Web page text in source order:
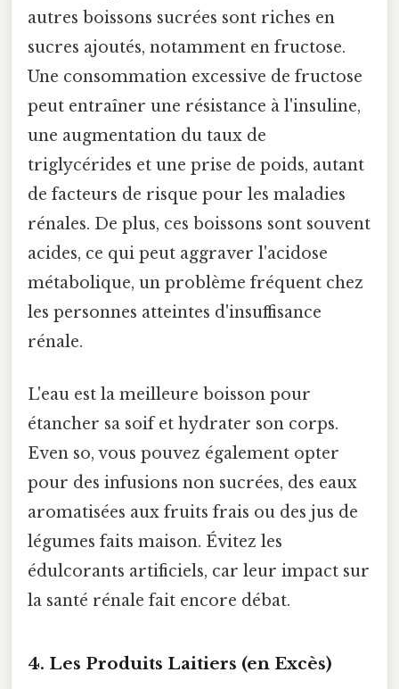
autres boissons sucrées sont riches en
sucres ajoutés, notamment en fructose.
Une consommation excessive de fructose
peut entraîner une résistance à l'insuline,
une augmentation du taux de
triglycérides et une prise de poids, autant
de facteurs de risque pour les maladies
rénales. De plus, ces boissons sont souvent
acides, ce qui peut aggraver l'acidose
métabolique, un problème fréquent chez
les personnes atteintes d'insuffisance
rénale.
L'eau est la meilleure boisson pour
étancher sa soif et hydrater son corps.
Even so, vous pouvez également opter
pour des infusions non sucrées, des eaux
aromatisées aux fruits frais ou des jus de
légumes faits maison. Évitez les
édulcorants artificiels, car leur impact sur
la santé rénale fait encore débat.
4. Les Produits Laitiers (en Excès)